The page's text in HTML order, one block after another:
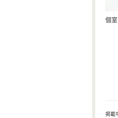
個
掲載